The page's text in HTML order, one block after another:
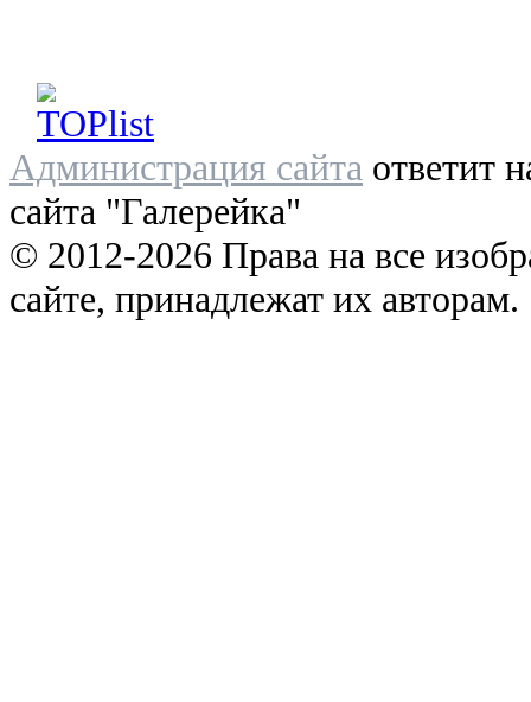
Администрация сайта ответит
сайта "Галерейка"
© 2012-2026 Права на все
сайте, принадлежат их авторам.